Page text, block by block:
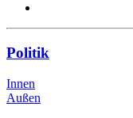
Politik
Innen
Außen